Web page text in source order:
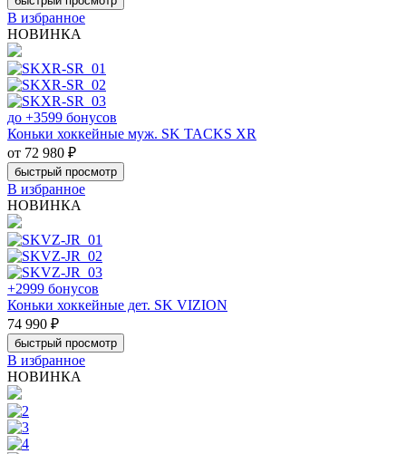
В избранное
НОВИНКА
до +3599 бонусов
Коньки хоккейные муж. SK TACKS XR
от 72 980 ₽
быстрый просмотр
В избранное
НОВИНКА
+2999 бонусов
Коньки хоккейные дет. SK VIZION
74 990 ₽
быстрый просмотр
В избранное
НОВИНКА